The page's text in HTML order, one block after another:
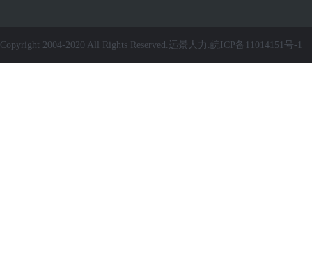
Copyright 2004-2020 All Rights Reserved.远景人力. 皖ICP备11014151号-1